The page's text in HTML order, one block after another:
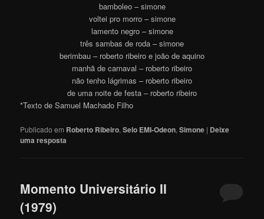
bamboleo – simone
voltei pro morro – simone
lamento negro – simone
três sambas de roda – simone
berimbau – roberto ribeiro e joão de aquino
manhã de carnaval – roberto ribeiro
não tenho lágrimas – roberto ribeiro
de uma noite de festa – roberto ribeiro
*Texto de Samuel Machado Filho
Publicado em Roberto Ribeiro,Selo EMI-Odeon,Simone | Deixe
uma resposta
Momento Universitário II
(1979)